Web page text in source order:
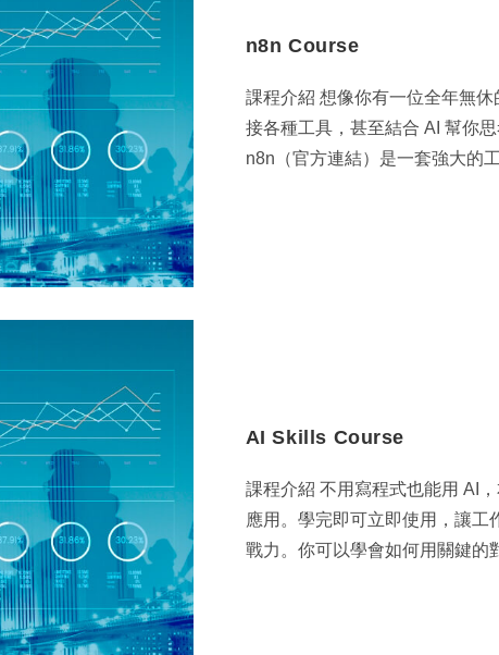
n8n Course
課程介紹 想像你有一位全年無
接各種工具，甚至結合 AI 幫你
n8n（官方連結）是一套強大的
AI Skills Course
課程介紹 不用寫程式也能用 AI
應用。學完即可立即使用，讓工
戰力。你可以學會如何用關鍵的